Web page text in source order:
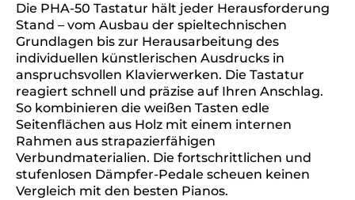
Die PHA-50 Tastatur hält jeder Herausforderung
Stand – vom Ausbau der spieltechnischen
Grundlagen bis zur Herausarbeitung des
individuellen künstlerischen Ausdrucks in
anspruchsvollen Klavierwerken. Die Tastatur
reagiert schnell und präzise auf Ihren Anschlag.
So kombinieren die weißen Tasten edle
Seitenflächen aus Holz mit einem internen
Rahmen aus strapazierfähigen
Verbundmaterialien. Die fortschrittlichen und
stufenlosen Dämpfer-Pedale scheuen keinen
Vergleich mit den besten Pianos.